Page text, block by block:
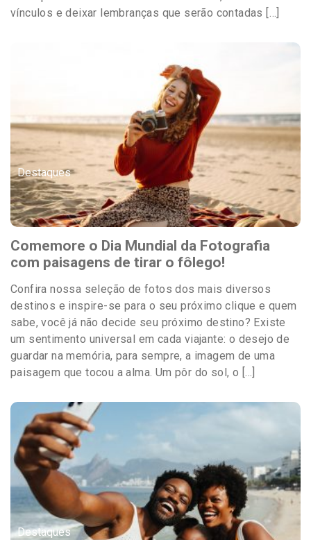
vínculos e deixar lembranças que serão contadas […]
Destaques
Comemore o Dia Mundial da Fotografia
com paisagens de tirar o fôlego!
Confira nossa seleção de fotos dos mais diversos
destinos e inspire-se para o seu próximo clique e quem
sabe, você já não decide seu próximo destino? Existe
um sentimento universal em cada viajante: o desejo de
guardar na memória, para sempre, a imagem de uma
paisagem que tocou a alma. Um pôr do sol, o […]
Destaques